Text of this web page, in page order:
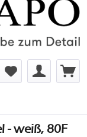
- weiß, 80F